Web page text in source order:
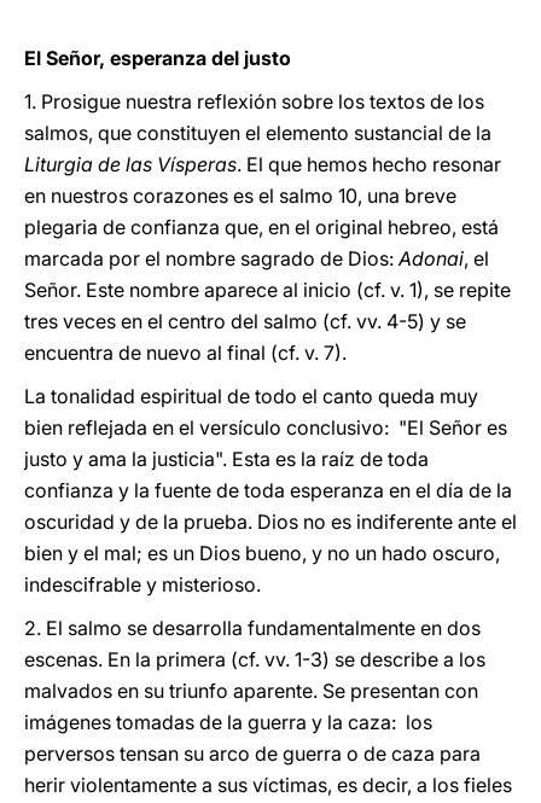
El Señor, esperanza del justo
1. Prosigue nuestra reflexión sobre los textos de los
salmos, que constituyen el elemento sustancial de la
Liturgia de las Vísperas. El que hemos hecho resonar
en nuestros corazones es el salmo 10, una breve
plegaria de confianza que, en el original hebreo, está
marcada por el nombre sagrado de Dios:Adonai, el
Señor. Este nombre aparece al inicio (cf. v. 1), se repite
tres veces en el centro del salmo (cf. vv. 4-5) y se
encuentra de nuevo al final (cf. v. 7).
La tonalidad espiritual de todo el canto queda muy
bien reflejada en el versículo conclusivo: "El Señor es
justo y ama la justicia". Esta es la raíz de toda
confianza y la fuente de toda esperanza en el día de la
oscuridad y de la prueba. Dios no es indiferente ante el
bien y el mal; es un Dios bueno, y no un hado oscuro,
indescifrable y misterioso.
2. El salmo se desarrolla fundamentalmente en dos
escenas. En la primera (cf. vv. 1-3) se describe a los
malvados en su triunfo aparente. Se presentan con
imágenes tomadas de la guerra y la caza: los
perversos tensan su arco de guerra o de caza para
herir violentamente a sus víctimas, es decir, a los fieles